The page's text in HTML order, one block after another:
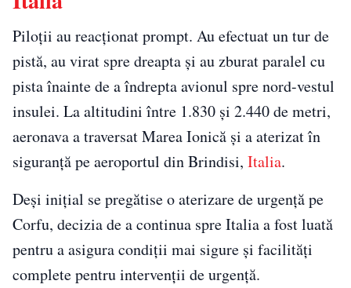
Piloții au reacționat prompt. Au efectuat un tur de
pistă, au virat spre dreapta și au zburat paralel cu
pista înainte de a îndrepta avionul spre nord-vestul
insulei. La altitudini între 1.830 și 2.440 de metri,
aeronava a traversat Marea Ionică și a aterizat în
siguranță pe aeroportul din Brindisi, Italia.
Deși inițial se pregătise o aterizare de urgență pe
Corfu, decizia de a continua spre Italia a fost luată
pentru a asigura condiții mai sigure și facilități
complete pentru intervenții de urgență.